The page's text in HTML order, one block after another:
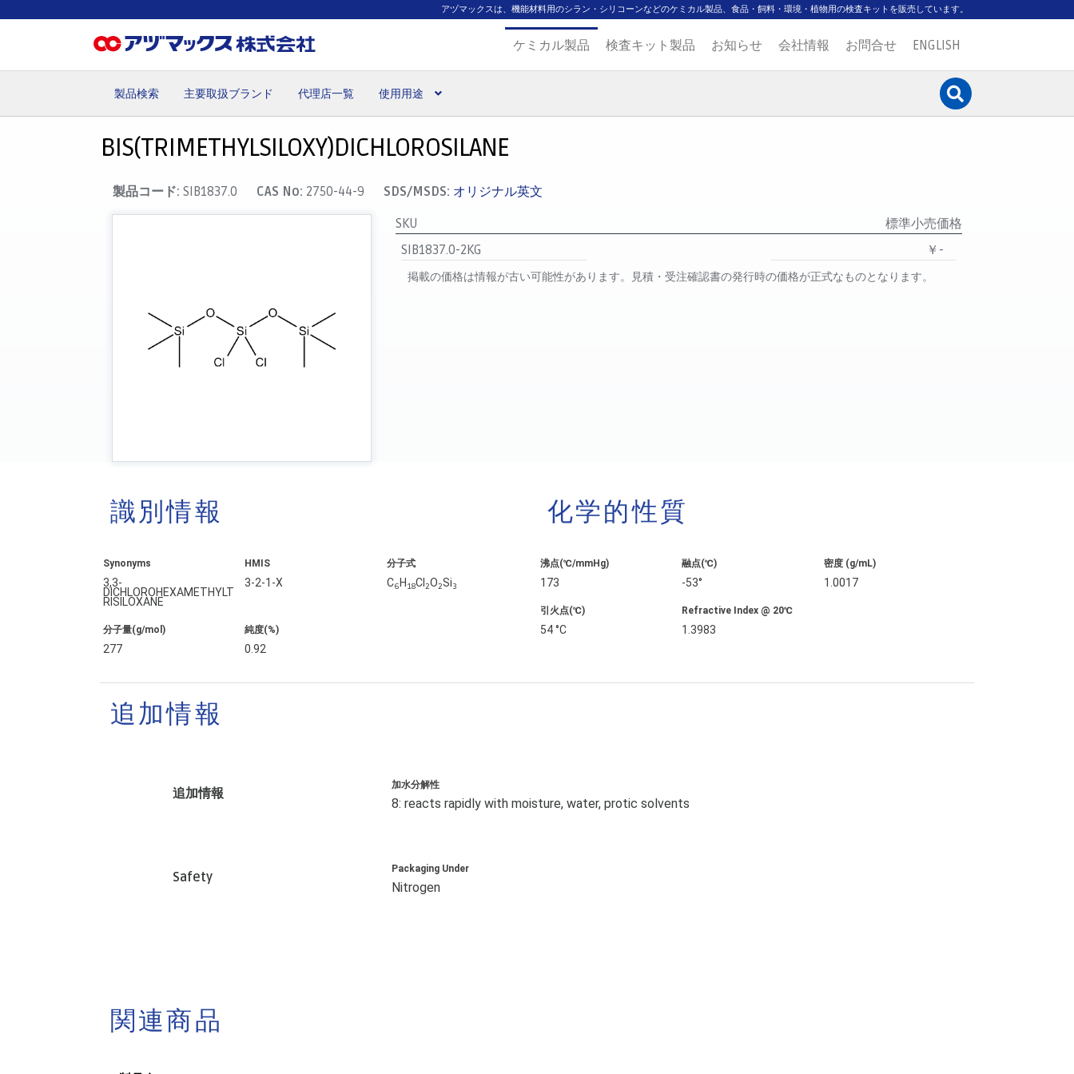
アヅマックスは、機能材料用のシラン・シリコーンなどのケミカル製品、食品・飼料・環境・植物用の検査キットを販売しています。
ケミカル製品 検査キット製品 お知らせ 会社情報 お問合せ ENGLISH
製品検索 主要取扱ブランド 代理店一覧 使用用途
BIS(TRIMETHYLSILOXY)DICHLOROSILANE
製品コード:SIB1837.0 CAS No: 2750-44-9 SDS/MSDS: オリジナル英文
SKU
標準小売価格
SIB1837.0-2KG
￥-
掲載の価格は情報が古い可能性があります。見積・受注確認書の発行時の価格が正式なものとなります。
識別情報
Synonyms
3,3-
DICHLOROHEXAMETHYLT
RISILOXANE
HMIS
3-2-1-X
分子式
C6 H 18Cl 2O2Si3
分子量(g/mol)
277
純度(%)
0.92
化学的性質
沸点(℃/mmHg)
173
融点(℃)
-53°
密度 (g/mL)
1.0017
引火点(℃)
54 °C
Refractive Index @ 20℃
1.3983
追加情報
追加情報
加水分解性
8: reacts rapidly with moisture, water, protic solvents
Safety
Packaging Under
Nitrogen
関連商品